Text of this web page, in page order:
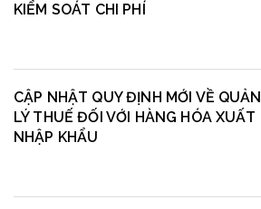
KIỂM SOÁT CHI PHÍ
CẬP NHẬT QUY ĐỊNH MỚI VỀ QUẢN
LÝ THUẾ ĐỐI VỚI HÀNG HÓA XUẤT
NHẬP KHẨU